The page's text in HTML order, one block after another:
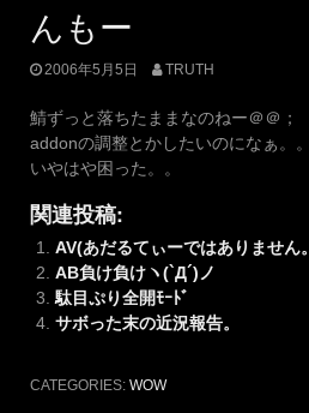
んもー
2006年5月5日 TRUTH
鯖ずっと落ちたままなのねー＠＠；
addonの調整とかしたいのになぁ。。
いやはや困った。。
関連投稿:
AV(あだるてぃーではありません。
AB負け負けヽ(`Д´)ノ
駄目ぷり全開ﾓｰﾄﾞ
サボった末の近況報告。
CATEGORIES: WOW